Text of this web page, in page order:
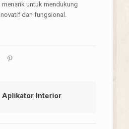
untuk mendukung
dan fungsional.
Aplikator Interior